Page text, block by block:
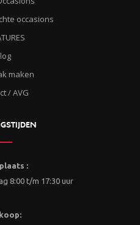
occasions
maken
/ AVG
:
8:00 t/m 17:30 uur